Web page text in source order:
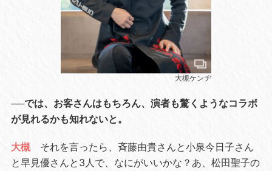
大槻ケンヂ
──では、お客さんはもちろん、演者も驚くようなコラボ
が見れるかも知れないと。
大槻
それを言ったら、斉藤由貴さんと小泉今日子さん
と早見優さんと3人で、なにがいいかな？あ、松田聖子の